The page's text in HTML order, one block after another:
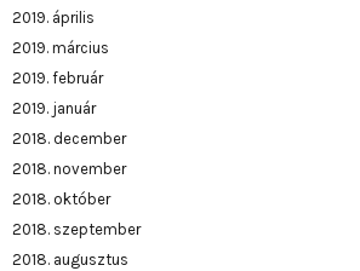
2019. április
2019. március
2019. február
2019. január
2018. december
2018. november
2018. október
2018. szeptember
2018. augusztus